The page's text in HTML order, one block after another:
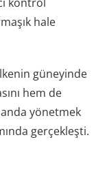
hale
güneyinde
hem de
anda yönetmek
gerçekleşti.